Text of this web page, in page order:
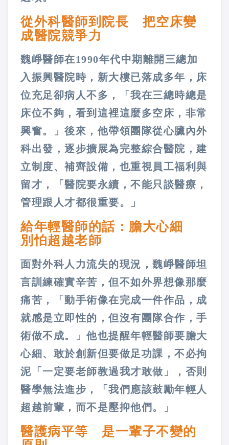
從外科醫師到院長 把空床變
成醫院競爭力
魏崢醫師在1990年代中期離開三總加
入振興醫院時，新大樓已落成多年，床
位充足卻病人不多，「我在三總時總是
床位不夠，看到這裡這麼多空床，非常
興奮。」後來，他帶領團隊從心臟內外
科出發，逐步擴展為完整綜合醫院，建
立制度、補齊設備，也重視員工福利與
留才，「醫院要永續，不能只談醫療，
管理跟人才都很重要。」
給年輕醫師的話：膽大心細
別怕超越老師
面對外科人力流失的現況，魏崢醫師坦
言訓練確實辛苦，但不如外界想像那麼
痛苦，「動手術像在完成一件作品，成
就感是立即性的，但沒有團隊合作，手
術做不成。」他也提醒年輕醫師要膽大
心細、敢於創新但要做足功課，不必拘
泥「一定要老師教過我才敢做」，否則
醫學無法進步，「我們應該鼓勵年輕人
超越前輩，而不是壓抑他們。」
醫護病平等 是一輩子不變的